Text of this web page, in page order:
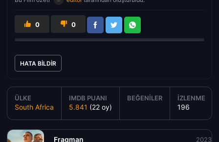
0 0
HATA BILDIR
ÜLKE
South Africa
IMDB PUANI
5.841 (22 oy)
BEĞENILER İZLENME
196
Fragman 2023